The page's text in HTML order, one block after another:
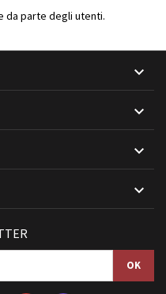
da parte degli utenti.



